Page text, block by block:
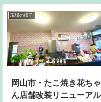
現場の様子
岡山市・たこ焼き花ちゃ
ん店舗改装リニューアル